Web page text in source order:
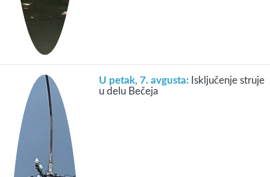
U petak, 7. avgusta: Isključenje struje
u delu Bečeja